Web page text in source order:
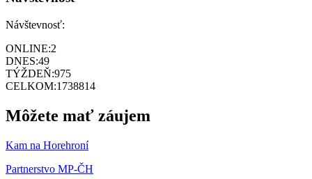
Návštevnosť:
ONLINE:2
DNES:49
TÝŽDEŇ:975
CELKOM:1738814
Môžete mať záujem
Kam na Horehroní
Partnerstvo MP-ČH